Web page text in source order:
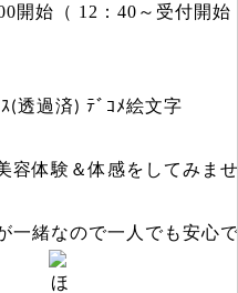
開始（ 12：40～受付開始
容体験＆体感をしてみま
一緒なので一人でも安心